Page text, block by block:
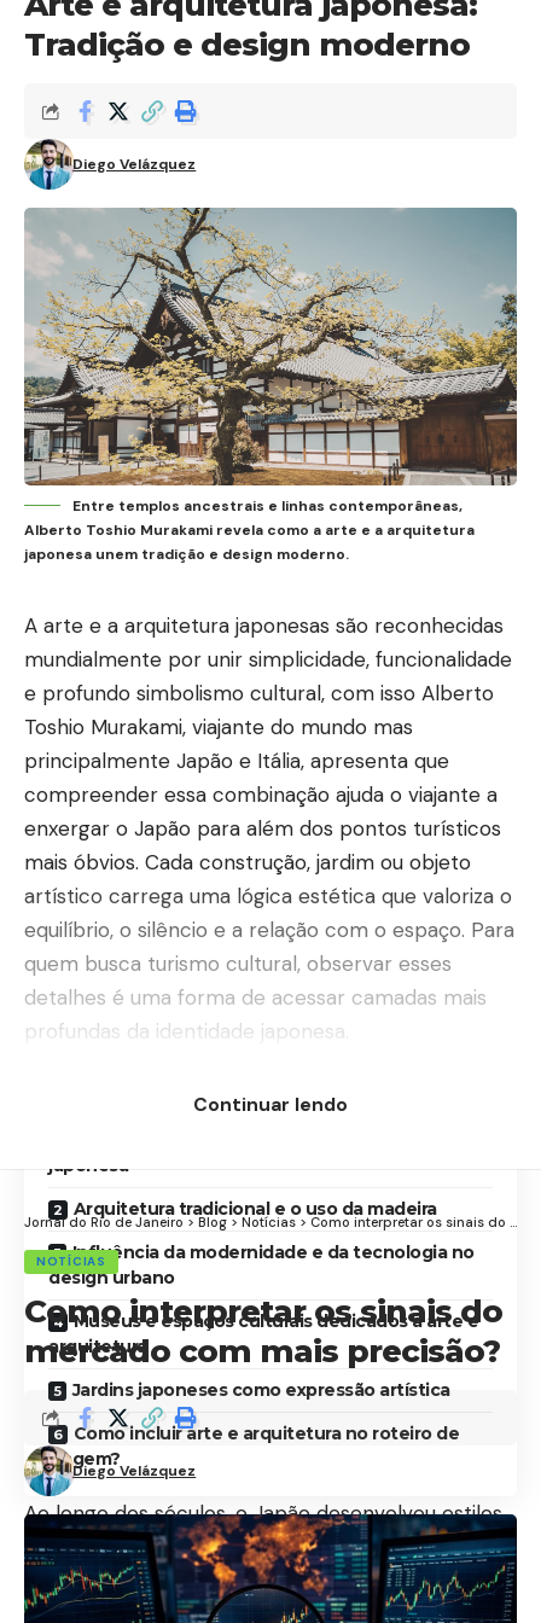
Tradição e design moderno
Diego Velázquez
Entre templos ancestrais e linhas contemporâneas,
Alberto Toshio Murakami revela como a arte e a arquitetura
japonesa unem tradição e design moderno.
A arte e a arquitetura japonesas são reconhecidas
mundialmente por unir simplicidade, funcionalidade
e profundo simbolismo cultural, com isso Alberto
Toshio Murakami, viajante do mundo mas
principalmente Japão e Itália, apresenta que
compreender essa combinação ajuda o viajante a
enxergar o Japão para além dos pontos turísticos
mais óbvios. Cada construção, jardim ou objeto
artístico carrega uma lógica estética que valoriza o
equilíbrio, o silêncio e a relação com o espaço. Para
quem busca turismo cultural, observar esses
detalhes é uma forma de acessar camadas mais
profundas da identidade japonesa.
japonesa
Arquitetura tradicional e o uso da madeira
Influência da modernidade e da tecnologia no
design urbano
Museus e espaços culturais dedicados à arte e
arquitetura
Jardins japoneses como expressão artística
Como incluir arte e arquitetura no roteiro de
viagem?
Ao longo dos séculos, o Japão desenvolveu estilos
próprios que dialogam tanto com tradições
ancestrais quanto com influências
contemporâneas. Essa capacidade de integrar
Continuar lendo
Jornal do Rio de Janeiro > Blog > Notícias > Como interpretar os sinais do mercado com mais precisão?
NOTÍCIAS
Como interpretar os sinais do
mercado com mais precisão?
Diego Velázquez